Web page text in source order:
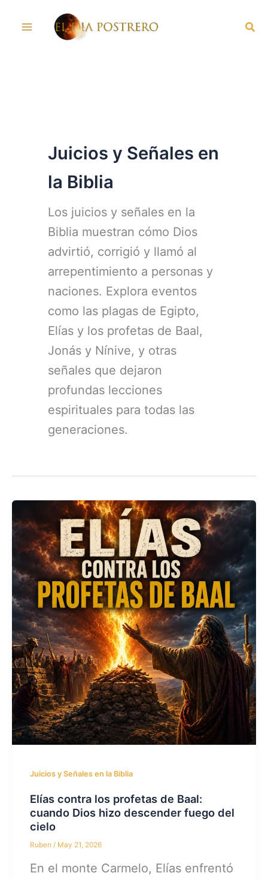
Juicios y Señales en
la Biblia
Los juicios y señales en la
Biblia muestran cómo Dios
advirtió, corrigió y llamó al
arrepentimiento a personas y
naciones. Explora eventos
como las plagas de Egipto,
Elías y los profetas de Baal,
Jonás y Nínive, y otras
señales que dejaron
profundas lecciones
espirituales para todas las
generaciones.
Juicios y Señales en la Biblia
Elías contra los profetas de Baal:
cuando Dios hizo descender fuego del
cielo
Ruben/ May 21, 2026
En el monte Carmelo, Elías enfrentó